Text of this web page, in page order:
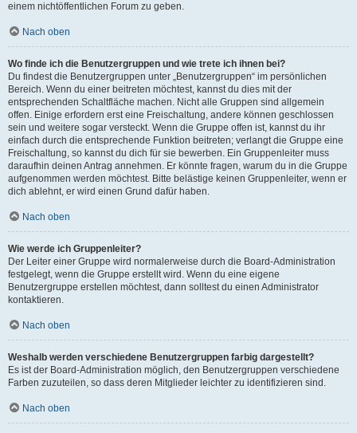
einem nichtöffentlichen Forum zu geben.
Nach oben
Wo finde ich die Benutzergruppen und wie trete ich ihnen bei?
Du findest die Benutzergruppen unter „Benutzergruppen“ im persönlichen
Bereich. Wenn du einer beitreten möchtest, kannst du dies mit der
entsprechenden Schaltfläche machen. Nicht alle Gruppen sind allgemein
offen. Einige erfordern erst eine Freischaltung, andere können geschlossen
sein und weitere sogar versteckt. Wenn die Gruppe offen ist, kannst du ihr
einfach durch die entsprechende Funktion beitreten; verlangt die Gruppe eine
Freischaltung, so kannst du dich für sie bewerben. Ein Gruppenleiter muss
daraufhin deinen Antrag annehmen. Er könnte fragen, warum du in die Gruppe
aufgenommen werden möchtest. Bitte belästige keinen Gruppenleiter, wenn er
dich ablehnt, er wird einen Grund dafür haben.
Nach oben
Wie werde ich Gruppenleiter?
Der Leiter einer Gruppe wird normalerweise durch die Board-Administration
festgelegt, wenn die Gruppe erstellt wird. Wenn du eine eigene
Benutzergruppe erstellen möchtest, dann solltest du einen Administrator
kontaktieren.
Nach oben
Weshalb werden verschiedene Benutzergruppen farbig dargestellt?
Es ist der Board-Administration möglich, den Benutzergruppen verschiedene
Farben zuzuteilen, so dass deren Mitglieder leichter zu identifizieren sind.
Nach oben